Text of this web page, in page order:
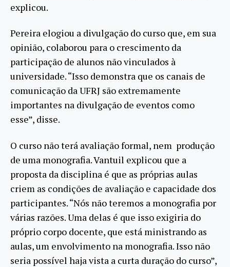
explicou.
Pereira elogiou a divulgação do curso que, em sua
opinião, colaborou para o crescimento da
participação de alunos não vinculados à
universidade. “Isso demonstra que os canais de
comunicação da UFRJ são extremamente
importantes na divulgação de eventos como
esse”, disse.
O curso não terá avaliação formal, nem produção
de uma monografia. Vantuil explicou que a
proposta da disciplina é que as próprias aulas
criem as condições de avaliação e capacidade dos
participantes. “Nós não teremos a monografia por
várias razões. Uma delas é que isso exigiria do
próprio corpo docente, que está ministrando as
aulas, um envolvimento na monografia. Isso não
seria possível haja vista a curta duração do curso”,